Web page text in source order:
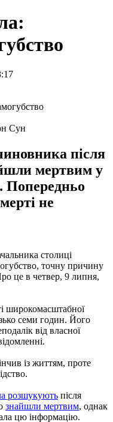
Сун
після
мертвим у
Попередньо
не
столиці
точну причину
це в четвер, 9 липня,
широкомасштабної
семи годин. Його
від власної
із життям, проте
розшукують після
знайшли мертвим, однак
цю інформацію.